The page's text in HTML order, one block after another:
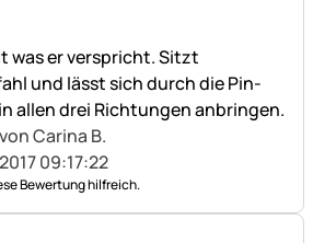
was er verspricht. Sitzt
und lässt sich durch die Pin-
allen drei Richtungen anbringen.
Carina B.
09:17:22
Bewertung hilfreich.